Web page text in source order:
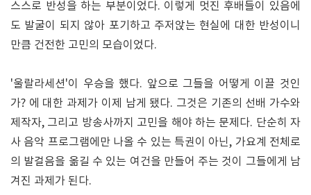
스스로 반성을 하는 부분이었다. 이렇게 멋진 후배들이 있음에
도 발굴이 되지 않아 포기하고 주저앉는 현실에 대한 반성이니
만큼 건전한 고민의 모습이었다.
'울랄라세션'이 우승을 했다. 앞으로 그들을 어떻게 이끌 것인
가? 에 대한 과제가 이제 남게 됐다. 그것은 기존의 선배 가수와
제작자, 그리고 방송사까지 고민을 해야 하는 문제다. 단순히 자
사 음악 프로그램에만 나올 수 있는 특권이 아닌, 가요계 전체로
의 발걸음을 옮길 수 있는 여건을 만들어 주는 것이 그들에게 남
겨진 과제가 된다.